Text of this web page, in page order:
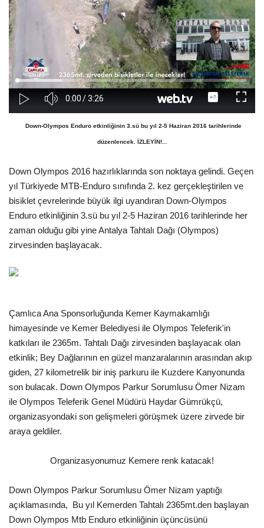
Araştırma - İnceleme
Lezzet Durakları
Röportajlar
Gezi - Yorum
Yorumlar
Video Tanıtım
Köşe Yazarları
Galeri
Down-Olympos Enduro etkinliğinin 3.sü bu yıl 2-5 Haziran 2016 tarihlerinde
düzenlencek. İZLEYİN!...
Down Olympos 2016 hazırlıklarında son noktaya gelindi. Geçen
yıl Türkiyede MTB-Enduro sınıfında 2. kez gerçekleştirilen ve
bisiklet çevrelerinde büyük ilgi uyandıran Down-Olympos
Enduro etkinliğinin 3.sü bu yıl 2-5 Haziran 2016 tarihlerinde her
zaman olduğu gibi yine Antalya Tahtalı Dağı (Olympos)
zirvesinden başlayacak.
Çamlıca Ana Sponsorluğunda Kemer Kaymakamlığı
himayesinde ve Kemer Belediyesi ile Olympos Teleferik'in
katkıları ile 2365m. Tahtalı Dağı zirvesinden başlayacak olan
etkinlik; Bey Dağlarının en güzel manzaralarının arasından akıp
giden, 27 kilometrelik bir iniş parkuru ile Kuzdere Kanyonunda
son bulacak. Down Olympos Parkur Sorumlusu Ömer Nizam
ile Olympos Teleferik Genel Müdürü Haydar Gümrükçü,
organizasyondaki son gelişmeleri görüşmek üzere zirvede bir
araya geldiler.
Organizasyonumuz Kemere renk katacak!
Down Olympos Parkur Sorumlusu Ömer Nizam yaptığı
açıklamasında,  Bu yıl Kemerden Tahtalı 2365mt.den başlayan
Down Olympos Mtb Enduro etkinliğinin üçüncüsünü